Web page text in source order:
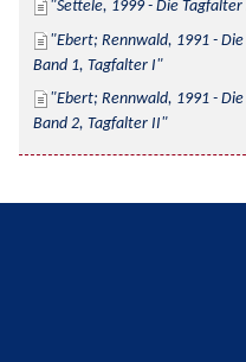
Settele, 1999 - Die Tagfalter
Ebert; Rennwald, 1991 -
Band 1, Tagfalter I
Ebert; Rennwald, 1991 -
Band 2, Tagfalter II